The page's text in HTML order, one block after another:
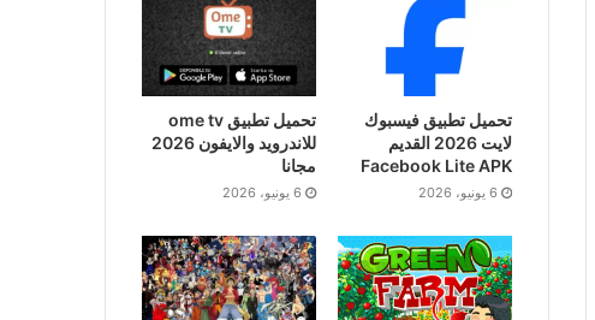
تحميل تطبيق فيسبوك
لايت 2026 القديم
Facebook Lite APK
6 يونيو، 2026
تحميل تطبيق ome tv
للاندرويد والايفون 2026
مجانا
6 يونيو، 2026